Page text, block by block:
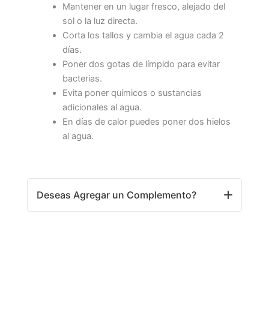
Mantener en un lugar fresco, alejado del
sol o la luz directa.
Corta los tallos y cambia el agua cada 2
días.
Poner dos gotas de límpido para evitar
bacterias.
Evita poner químicos o sustancias
adicionales al agua.
En días de calor puedes poner dos hielos
al agua.
Deseas Agregar un Complemento?